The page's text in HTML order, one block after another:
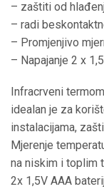
– zaštiti od
– radi
– Promjenjivo
– Napajanje 2 x
Infracrveni
idealan je za
instalacijama,
Mjerenje
na niskim i toplim
2x 1,5V AAA